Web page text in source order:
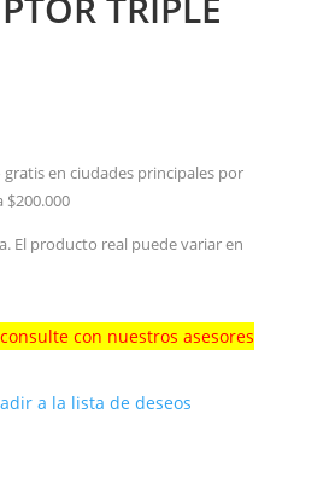
en ciudades principales por
El producto real puede variar en
con nuestros asesores
a la lista de deseos